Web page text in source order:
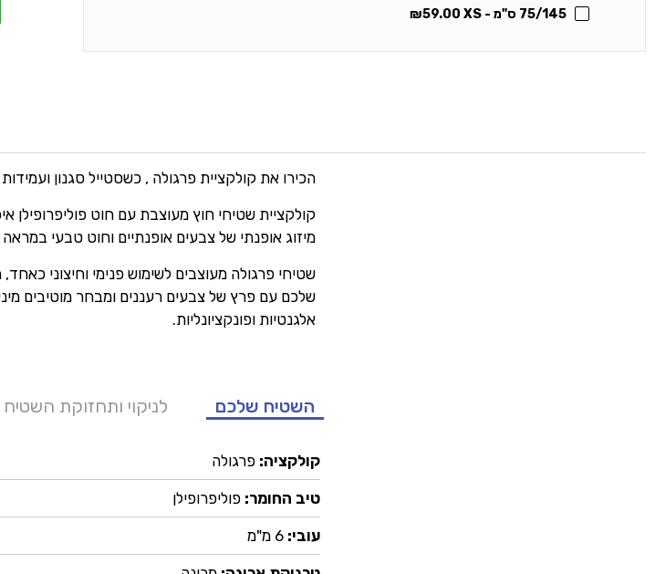
75/145 ס"מ - XS ₪59.00
הכירו את קולקציית פרגולה , כשסטייל סגנון
קולקציית שטיחי חוץ מעוצבת עם חוט פוליפרופילן
מיזוג אופנתי של צבעים אופנתיים וחוט טבעי
שטיחי פרגולה מעוצבים לשימוש פנימי וחיצוני
שלכם עם פרץ של צבעים רעננים ומבחר מוטיבים
אלגנטיות ופונקציונליות.
השטיח שלכם לניקוי ותחזוקת השטיח
קולקציה: פרגולה
טיב החומר: פוליפרופילן
עובי: 6 מ"מ